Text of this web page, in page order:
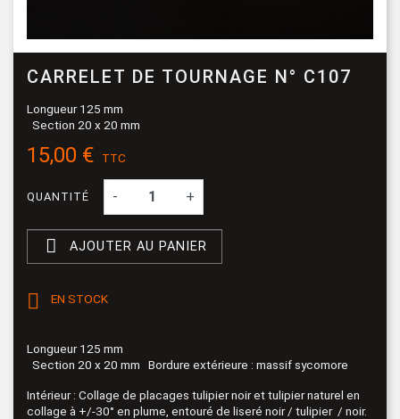
CARRELET DE TOURNAGE N° C107
Longueur 125 mm
Section 20 x 20 mm
15,00 € TTC
QUANTITÉ - +
 AJOUTER AU PANIER
 EN STOCK
Longueur 125 mm
Section 20 x 20 mm Bordure extérieure : massif sycomore
Intérieur : Collage de placages tulipier noir et tulipier naturel en
collage à +/-30° en plume, entouré de liseré noir / tulipier / noir.